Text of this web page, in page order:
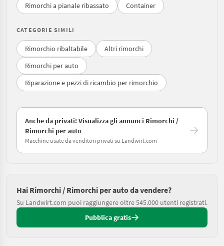
Rimorchi a pianale ribassato
Container
CATEGORIE SIMILI
Rimorchio ribaltabile
Altri rimorchi
Rimorchi per auto
Riparazione e pezzi di ricambio per rimorchio
Anche da privati: Visualizza gli annunci Rimorchi /
Rimorchi per auto
Macchine usate da venditori privati su Landwirt.com
Hai Rimorchi / Rimorchi per auto da vendere?
Su Landwirt.com puoi raggiungere oltre 545.000 utenti registrati.
Pubblica gratis